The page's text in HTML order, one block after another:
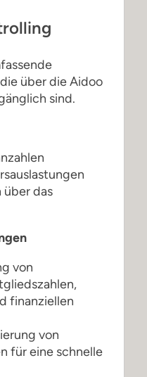
über die Aidoo
sind.
über das
von
finanziellen
von
für eine schnelle